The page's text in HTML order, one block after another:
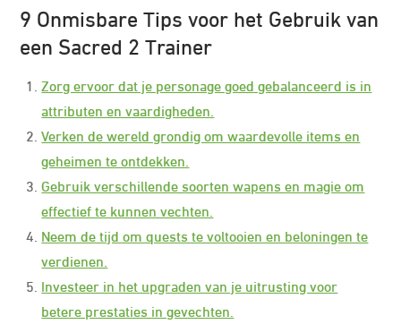
9 Onmisbare Tips voor het Gebruik van
een Sacred 2 Trainer
Zorg ervoor dat je personage goed gebalanceerd is in
attributen en vaardigheden.
Verken de wereld grondig om waardevolle items en
geheimen te ontdekken.
Gebruik verschillende soorten wapens en magie om
effectief te kunnen vechten.
Neem de tijd om quests te voltooien en beloningen te
verdienen.
Investeer in het upgraden van je uitrusting voor
betere prestaties in gevechten.